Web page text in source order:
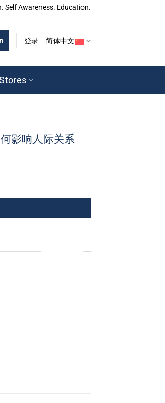
Self Awareness. Education.
登录 简体中文
影响人际关系